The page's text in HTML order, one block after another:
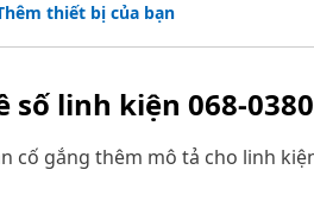
thiết bị của bạn
số linh kiện 068-0380
cố gắng thêm mô tả cho linh